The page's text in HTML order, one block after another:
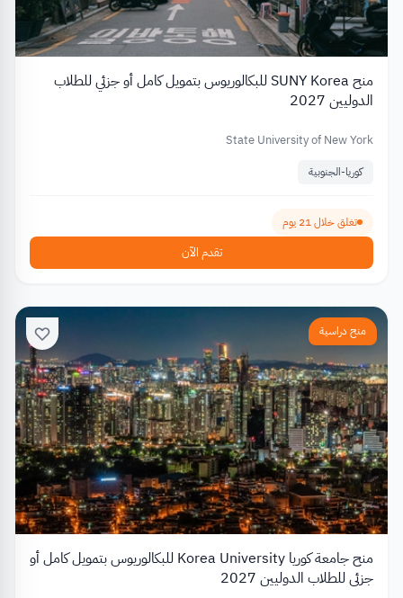
منح SUNY Korea للبكالوريوس بتمويل كامل أو جزئي للطلاب
الدوليين 2027
State University of New York
كوريا-الجنوبية
تغلق خلال 21 يوم
تقدم الآن
منح دراسية
منح جامعة كوريا Korea University للبكالوريوس بتمويل كامل أو
جزئي للطلاب الدوليين 2027